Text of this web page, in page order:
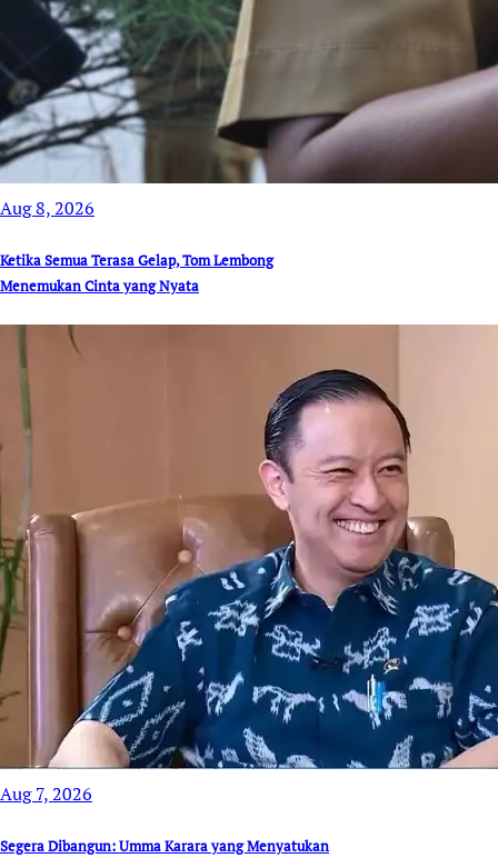
Aug 8, 2026
Ketika Semua Terasa Gelap, Tom Lembong
Menemukan Cinta yang Nyata
Aug 7, 2026
Segera Dibangun: Umma Karara yang Menyatukan